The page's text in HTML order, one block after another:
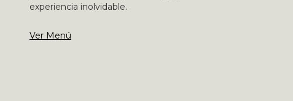
experiencia inolvidable.
Ver Menú